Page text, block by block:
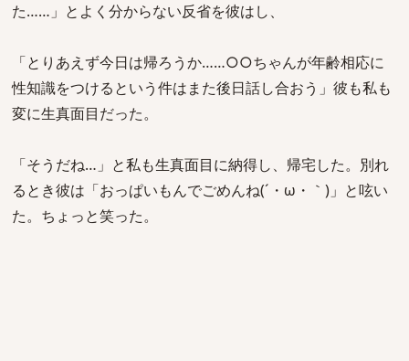
た……」とよく分からない反省を彼はし、
「とりあえず今日は帰ろうか……○○ちゃんが年齢相応に
性知識をつけるという件はまた後日話し合おう」彼も私も
変に生真面目だった。
「そうだね…」と私も生真面目に納得し、帰宅した。別れ
るとき彼は「おっぱいもんでごめんね(´・ω・｀)」と呟い
た。ちょっと笑った。